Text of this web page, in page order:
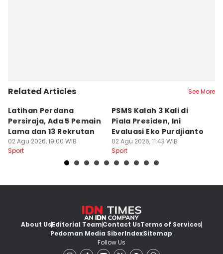
Related Articles See More
Latihan Perdana
Persiraja, Ada 5 Pemain
Lama dan 13 Rekrutan
02 Agu 2026, 19:00 WIB
Sport
PSMS Kalah 3 Kali di
Piala Presiden, Ini
Evaluasi Eko Purdjianto
02 Agu 2026, 11:43 WIB
Sport
About UsEditorial TeamContact UsTerms of Services
Pedoman Media SiberIndexSitemap
Follow Us